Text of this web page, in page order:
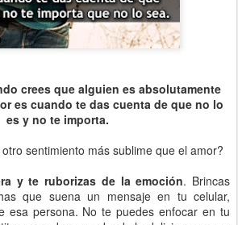
crees que alguien es absolutamente
es cuando te das cuenta de que no lo
es y no te importa.
sentimiento más sublime que el amor?
y te ruborizas de la emoción. Brincas
que suena un mensaje en tu celular,
esa persona. No te puedes enfocar en tu